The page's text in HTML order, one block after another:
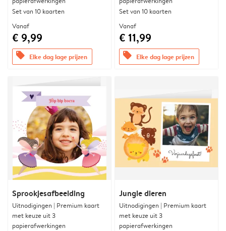
Set van 10 kaarten
Vanaf
€ 9,99
offers Elke dag lage prijzen
Set van 10 kaarten
Vanaf
€ 11,99
offers Elke dag lage prijzen
Sprookjesafbeelding
Uitnodigingen | Premium kaart
met keuze uit 3
papierafwerkingen
Jungle dieren
Uitnodigingen | Premium kaart
met keuze uit 3
papierafwerkingen